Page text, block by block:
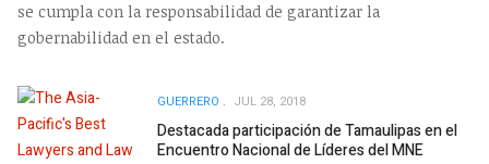
se cumpla con la responsabilidad de garantizar la
gobernabilidad en el estado.
GUERRERO JUL 28, 2018
Destacada participación de Tamaulipas en el
Encuentro Nacional de Líderes del MNE